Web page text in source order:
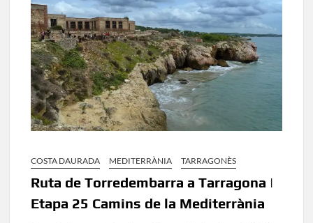
COSTA DAURADA MEDITERRÀNIA TARRAGONÈS
Ruta de Torredembarra a Tarragona |
Etapa 25 Camins de la Mediterrània